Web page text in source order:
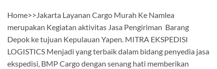
Home>>Jakarta Layanan Cargo Murah Ke Namlea
merupakan Kegiatan aktivitas Jasa Pengiriman Barang
Depok ke tujuan Kepulauan Yapen. MITRA EKSPEDISI
LOGISTICS Menjadi yang terbaik dalam bidang penyedia jasa
ekspedisi, BMP Cargo dengan senang hati memberikan